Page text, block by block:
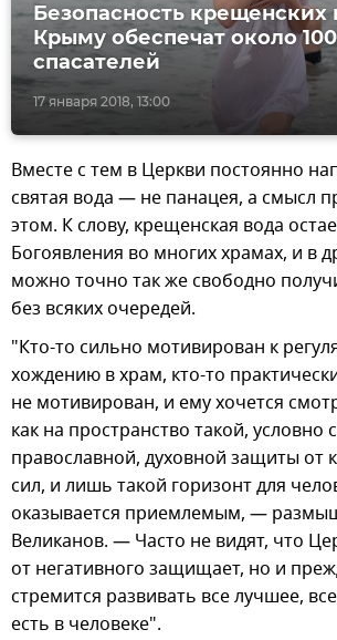
17 января 2018, 13:00
Безопасность крещенских
Крыму обеспечат около 100
спасателей
Вместе с тем в Церкви постоянно
святая вода — не панацея, а смысл
этом. К слову, крещенская вода
Богоявления во многих храмах, и в
можно точно так же свободно
без всяких очередей.
"Кто-то сильно мотивирован к
хождению в храм, кто-то
не мотивирован, и ему хочется
как на пространство такой, условно
православной, духовной защиты от
сил, и лишь такой горизонт для
оказывается приемлемым, —
Великанов. — Часто не видят, что
от негативного защищает, но и
стремится развивать все лучшее,
есть в человеке".